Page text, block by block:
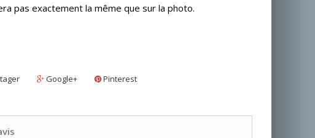
pas exactement la même que sur la photo.
Google+ Pinterest